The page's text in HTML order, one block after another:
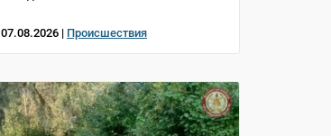
07.08.2026 | Происшествия